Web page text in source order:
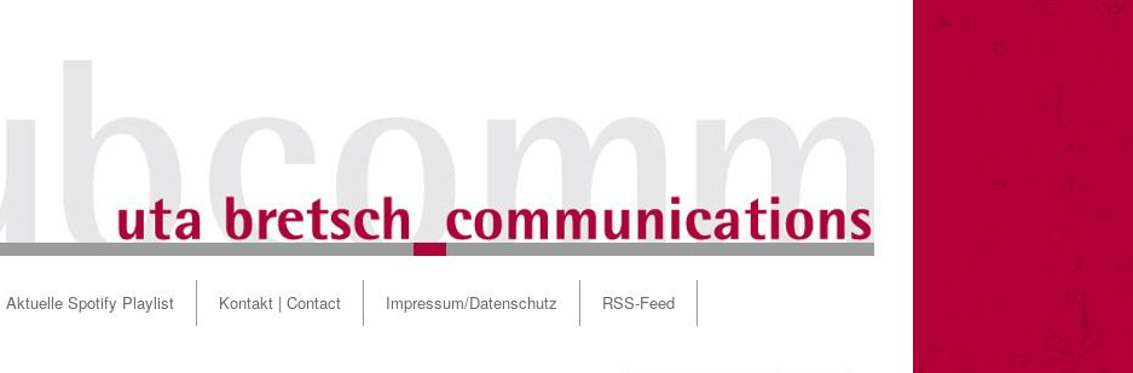
Aktuelle Spotify Playlist Kontakt | Contact Impressum/Datenschutz RSS-Feed